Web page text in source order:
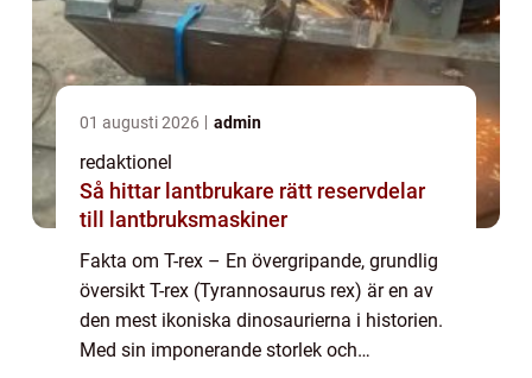
01 augusti 2026 admin
redaktionel
Så hittar lantbrukare rätt reservdelar
till lantbruksmaskiner
Fakta om T-rex – En övergripande, grundlig
översikt T-rex (Tyrannosaurus rex) är en av
den mest ikoniska dinosaurierna i historien.
Med sin imponerande storlek och